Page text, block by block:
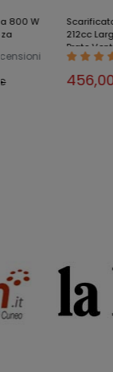
W
Scarificatore
212cc
Prato
456,00